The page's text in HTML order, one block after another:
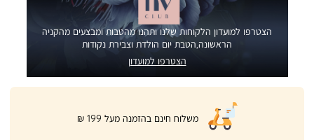
הצטרפו למועדון הלקוחות שלנו ותהנו מהטבות ומבצעים מהקניה
הראשונה,הטבת יום הולדת וצבירת נקודות
הצטרפו למועדון
|
product
page
משלוח חינם בהזמנה מעל 199 ₪